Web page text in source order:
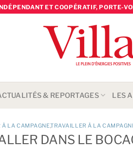
ET COOPÉRATIF, PORTE-
& REPORTAGES LES
À LA CAMPAGNETRAVAILLER À LA
DANS LE